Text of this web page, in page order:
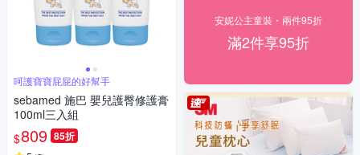
呵護寶寶屁屁的好幫手
sebamed 施巴 嬰兒護臀修護膏
100ml三入組
$809 85折
安妮公主童裝・兩件95折
滿2件享95折